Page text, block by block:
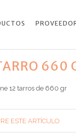
660
12 tarros de 660 gr
ESTE ARTÍCULO